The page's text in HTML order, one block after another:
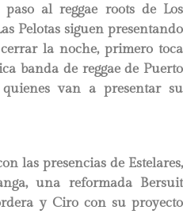
al reggae roots de Los
Pelotas siguen presentando
la noche, primero toca
banda de reggae de Puerto
van a presentar su
las presencias de Estelares,
una reformada Bersuit
y Ciro con su proyecto